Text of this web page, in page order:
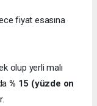
fiyat esasına
olup yerli malı
% 15 (yüzde on